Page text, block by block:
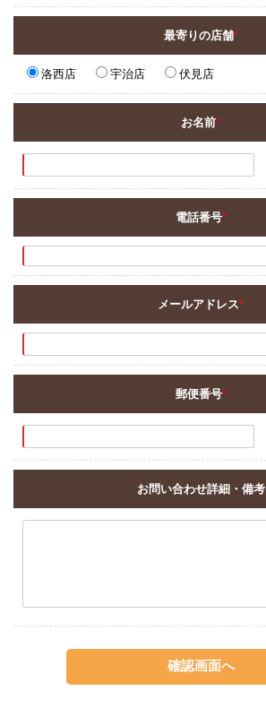
最寄りの店舗*
洛西店 宇治店 伏見店
お名前*
電話番号*
メールアドレス*
郵便番号*
お問い合わせ詳細・備考